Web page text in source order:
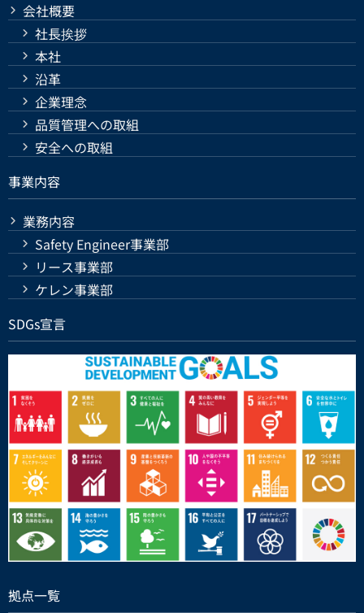
会社概要
社長挨拶
本社
沿革
企業理念
品質管理への取組
安全への取組
事業内容
業務内容
Safety Engineer事業部
リース事業部
ケレン事業部
SDGs宣言
拠点一覧